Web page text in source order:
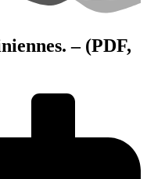
– (PDF,